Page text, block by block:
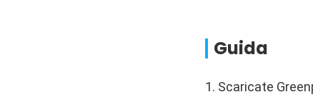
Guida
1. Scaricate